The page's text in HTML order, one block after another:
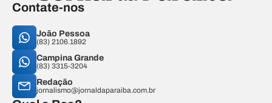
Contate-nos
João Pessoa
(83) 2106.1892
Campina Grande
(83) 3315-3204
Redação
jornalismo@jornaldaparaiba.com.br